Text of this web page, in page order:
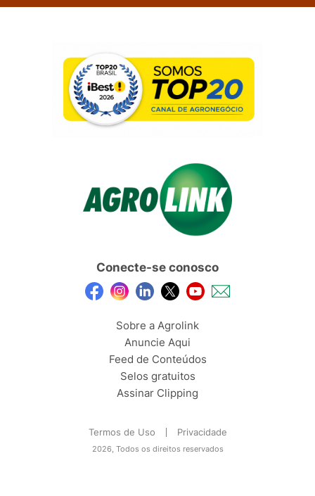
Conecte-se conosco
Sobre a Agrolink
Anuncie Aqui
Feed de Conteúdos
Selos gratuitos
Assinar Clipping
Termos de Uso Privacidade
2026, Todos os direitos reservados